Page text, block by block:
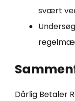
svært
Dårlig Betaler